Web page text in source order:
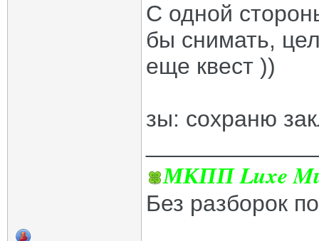
С одной
бы снимать,
еще квест ))
зы: сохраню
МКПП Luxe
Без разборок